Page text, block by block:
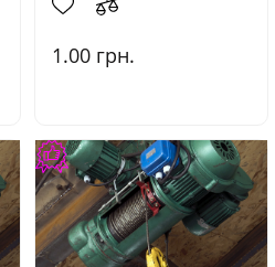
1.00 грн.